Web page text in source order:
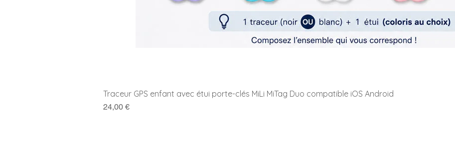
Traceur GPS enfant avec étui porte-clés MiLi MiTag Duo compatible iOS Android
Prix
24,00 €